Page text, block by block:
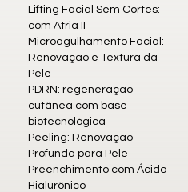
Lifting Facial Sem Cortes:
com Atria II
Microagulhamento Facial:
Renovação e Textura da
Pele
PDRN: regeneração
cutânea com base
biotecnológica
Peeling: Renovação
Profunda para Pele
Preenchimento com Ácido
Hialurônico